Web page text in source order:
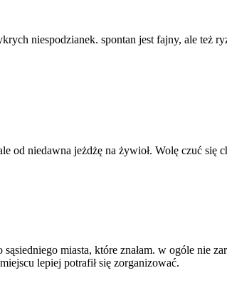
niespodzianek. spontan jest fajny, ale też
od niedawna jeżdżę na żywioł. Wolę czuć się
miasta, które znałam. w ogóle nie
lepiej potrafił się zorganizować.